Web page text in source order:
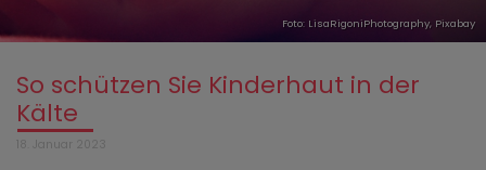
Foto: LisaRigoniPhotography, Pixabay
So schützen Sie Kinderhaut in der
Kälte
18. Januar 2023